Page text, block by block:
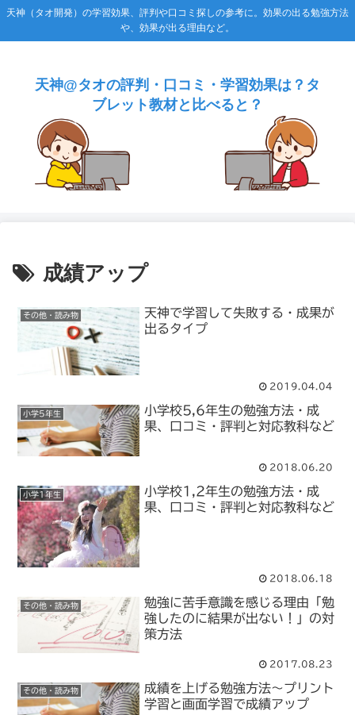
天神（タオ開発）の学習効果、評判や口コミ探しの参考に。効果の出る勉強方法
や、効果が出る理由など。
天神@タオの評判・口コミ・学習効果は？タ
ブレット教材と比べると？
成績アップ
その他・読み物
天神で学習して失敗する・成果が
出るタイプ
2019.04.04
小学5年生
小学校5,6年生の勉強方法・成
果、口コミ・評判と対応教科など
2018.06.20
小学1年生
小学校1,2年生の勉強方法・成
果、口コミ・評判と対応教科など
2018.06.18
その他・読み物
勉強に苦手意識を感じる理由「勉
強したのに結果が出ない！」の対
策方法
2017.08.23
その他・読み物
成績を上げる勉強方法～プリント
学習と画面学習で成績アップ